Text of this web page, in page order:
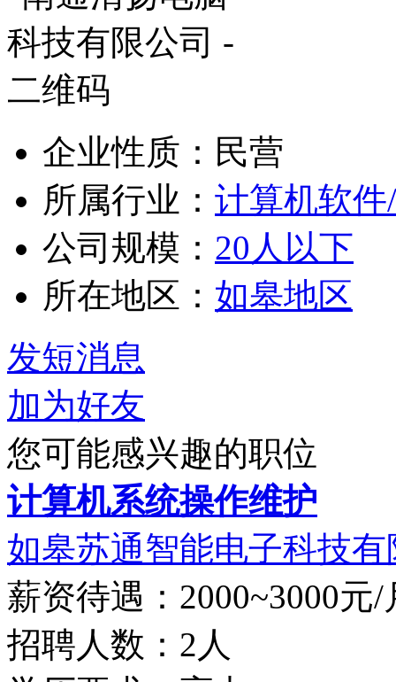
企业性质：民营
所属行业： 计算机软件
公司规模： 20人以下
所在地区： 如皋地区
发短消息
加为好友
您可能感兴趣的职位
计算机系统操作维护
如皋苏通智能电子科技有
薪资待遇：2000~3000元/
招聘人数：2人